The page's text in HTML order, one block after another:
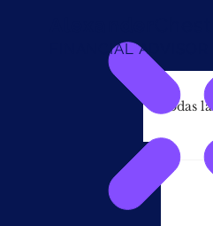
FINANCIAL ADVISOR
Todas